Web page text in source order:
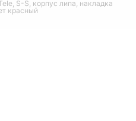
S-S, корпус липа, накладка
красный